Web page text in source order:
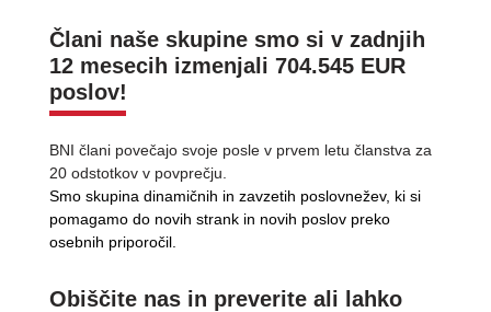
Člani naše skupine smo si v zadnjih
12 mesecih izmenjali 704.545 EUR
poslov!
BNI člani povečajo svoje posle v prvem letu članstva za
20 odstotkov v povprečju.
Smo skupina dinamičnih in zavzetih poslovnežev, ki si
pomagamo do novih strank in novih poslov preko
osebnih priporočil.
Obiščite nas in preverite ali lahko